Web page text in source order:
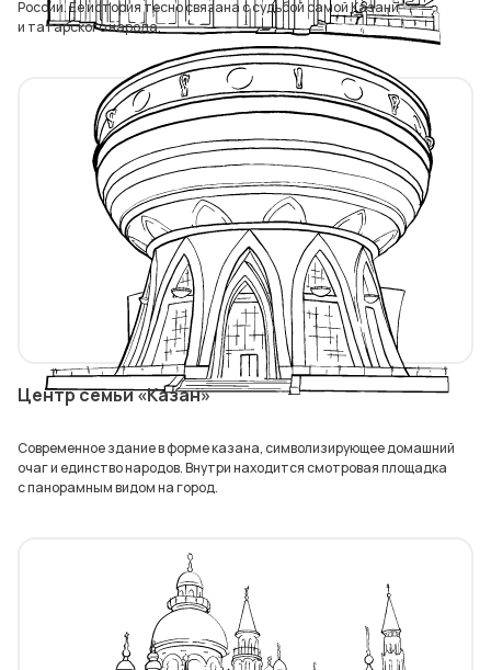
России. Ее история тесно связана с судьбой самой Казани
и татарского народа.
Центр семьи «Казан»
Современное здание в форме казана, символизирующее домашний
очаг и единство народов. Внутри находится смотровая площадка
с панорамным видом на город.